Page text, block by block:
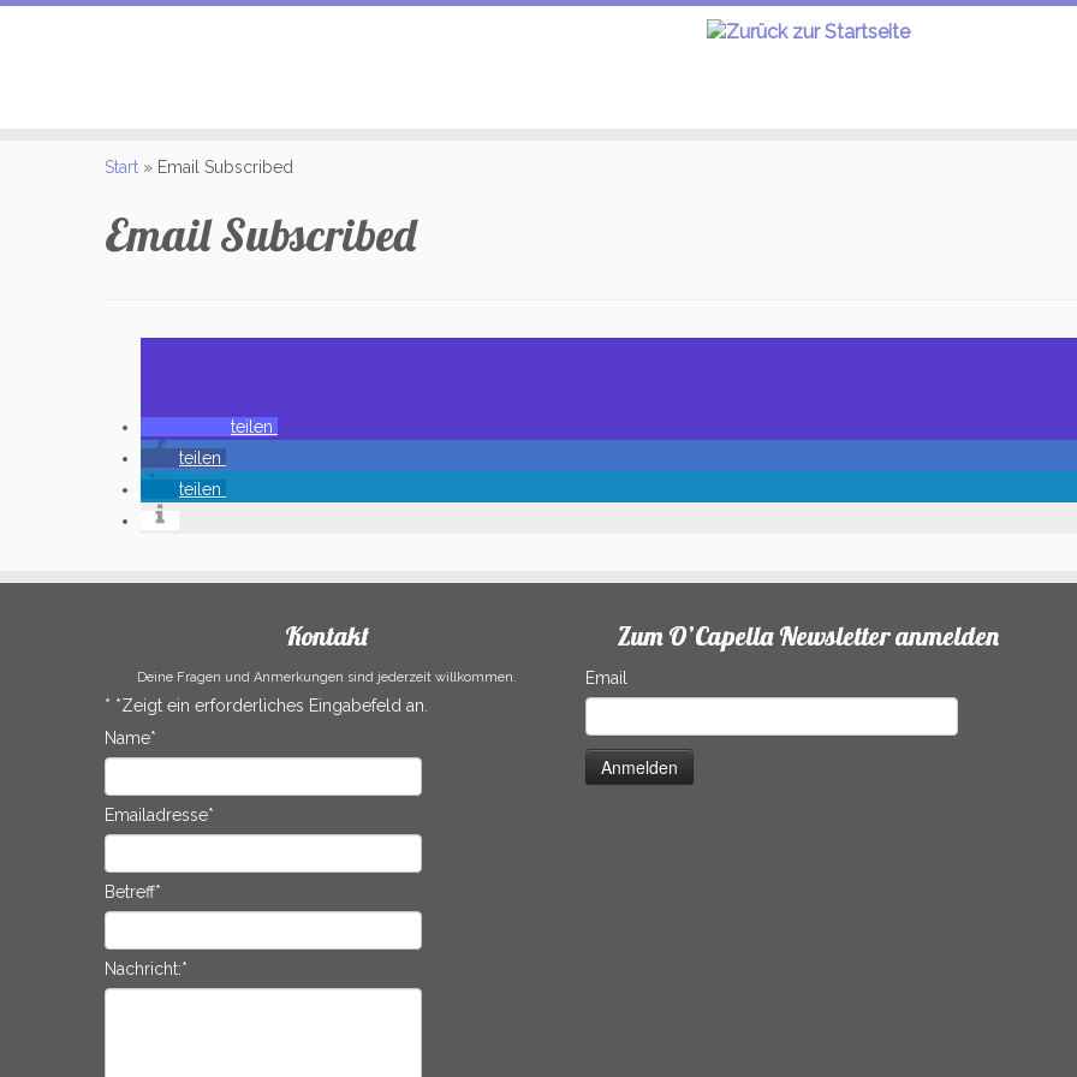
Start » Email Subscribed
Email Subscribed
teilen
teilen
teilen
Kontakt
Deine Fragen und Anmerkungen sind jederzeit willkommen.
* *Zeigt ein erforderliches Eingabefeld an.
Name*
Emailadresse*
Betreff*
Nachricht:*
Zum O’Capella Newsletter anmelden
Email